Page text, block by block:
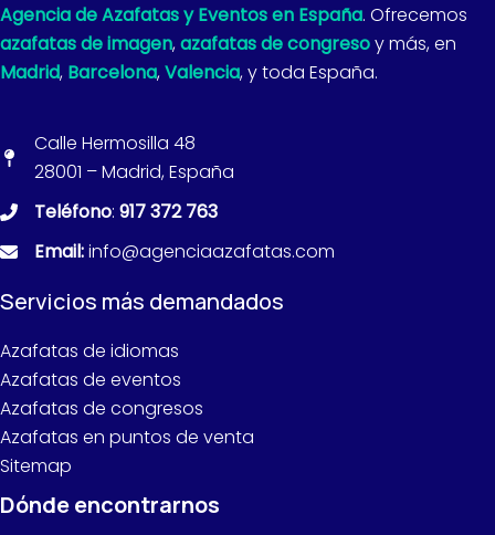
Agencia de Azafatas y Eventos en España. Ofrecemos
azafatas de imagen,azafatas de congresoy más, en
Madrid, Barcelona,Valencia, y toda España.
Calle Hermosilla 48
28001 – Madrid, España
Teléfono: 917 372 763
Email:info@agenciaazafatas.com
Servicios más demandados
Azafatas de idiomas
Azafatas de eventos
Azafatas de congresos
Azafatas en puntos de venta
Sitemap
Dónde encontrarnos